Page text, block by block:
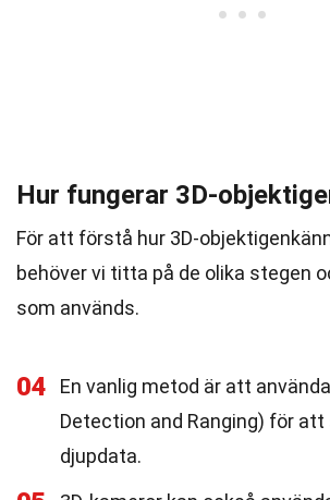
Hur fungerar 3D-
För att förstå hur 3D-
behöver vi titta på de olika stegen
som används.
04 En vanlig metod är att använda
Detection and Ranging) för att
djupdata.